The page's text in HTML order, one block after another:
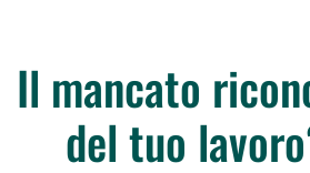
Il mancato
del tuo